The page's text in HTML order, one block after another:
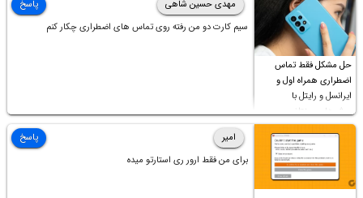
نشد (انگار تصویر ماته)، خواهشمند است راهنمایی فرمایید باتشکر
حل مشکل فقط تماس
اضطراری همراه اول و
ایرانسل و رایتل با
روش‌های مختلف
مهدی حسین شاهی
سیم کارت دو من رفته روی تماس های اضطراری چکار کنم
پاسخ
امیر
برای من فقط ارور ری استارتو میده
پاسخ